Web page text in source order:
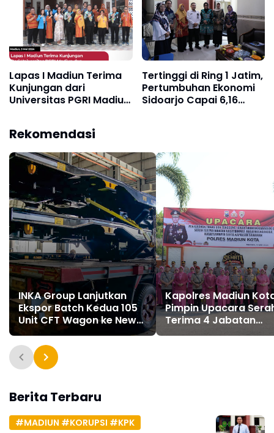
Lapas I Madiun Terima
Kunjungan dari
Universitas PGRI Madiun
Filipina
Tertinggi di Ring 1 Jatim,
Pertumbuhan Ekonomi
Sidoarjo Capai 6,16
Rekomendasi
INKA Group Lanjutkan
Ekspor Batch Kedua 105
Unit CFT Wagon ke New
Zealand
Kapolres Madiun
Pimpin Upacara
Terima 4 Jabatan
Penting
Berita Terbaru
#MADIUN #KORUPSI #KPK